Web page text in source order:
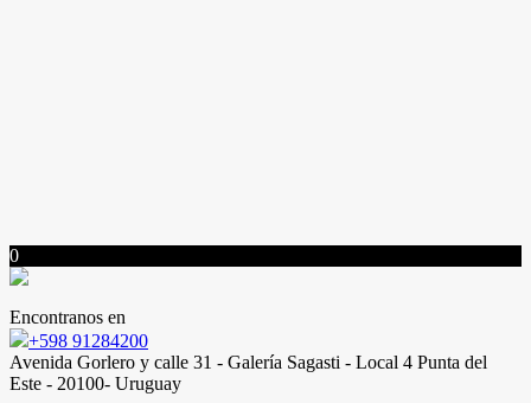
0
Encontranos en
+598 91284200
Avenida Gorlero y calle 31 - Galería Sagasti - Local 4 Punta del
Este - 20100- Uruguay